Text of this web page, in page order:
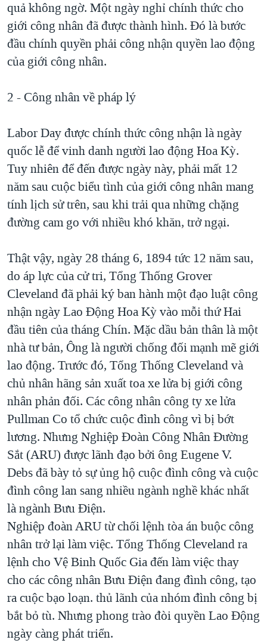
quả không ngờ. Một ngày nghỉ chính thức cho
giới công nhân đã được thành hình. Đó là bước
đầu chính quyền phải công nhận quyền lao động
của giới công nhân.
2 - Công nhân về pháp lý
Labor Day được chính thức công nhận là ngày
quốc lễ để vinh danh người lao động Hoa Kỳ.
Tuy nhiên để đến được ngày này, phải mất 12
năm sau cuộc biểu tình của giới công nhân mang
tính lịch sử trên, sau khi trải qua những chặng
đường cam go với nhiều khó khăn, trở ngại.
Thật vậy, ngày 28 tháng 6, 1894 tức 12 năm sau,
do áp lực của cử tri, Tổng Thống Grover
Cleveland đã phải ký ban hành một đạo luật công
nhận ngày Lao Động Hoa Kỳ vào mỗi thứ Hai
đầu tiên của tháng Chín. Mặc dầu bản thân là một
nhà tư bản, Ông là người chống đối mạnh mẽ giới
lao động. Trước đó, Tổng Thống Cleveland và
chủ nhân hãng sản xuất toa xe lửa bị giới công
nhân phản đối. Các công nhân công ty xe lửa
Pullman Co tổ chức cuộc đình công vì bị bớt
lương. Nhưng Nghiệp Đoàn Công Nhân Đường
Sắt (ARU) được lãnh đạo bởi ông Eugene V.
Debs đã bày tỏ sự ủng hộ cuộc đình công và cuộc
đình công lan sang nhiều ngành nghề khác nhất
là ngành Bưu Điện.
Nghiệp đoàn ARU từ chối lệnh tòa án buộc công
nhân trở lại làm việc. Tổng Thống Cleveland ra
lệnh cho Vệ Binh Quốc Gia đến làm việc thay
cho các công nhân Bưu Điện đang đình công, tạo
ra cuộc bạo loạn. thủ lãnh của nhóm đình công bị
bắt bỏ tù. Nhưng phong trào đòi quyền Lao Động
ngày càng phát triển.